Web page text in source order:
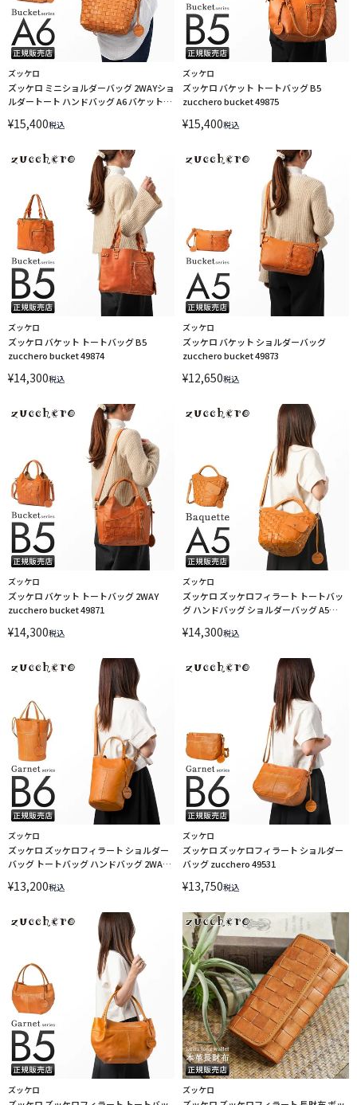
ズッケロ
ズッケロ ミニショルダーバッグ 2WAYショ
ルダートート ハンドバッグ A6 バケット
¥15,400税込
ズッケロ
ズッケロ バケット トートバッグ B5
zucchero bucket 49875
¥15,400税込
ズッケロ
ズッケロ バケット トートバッグ B5
zucchero bucket 49874
¥14,300税込
ズッケロ
ズッケロ バケット ショルダーバッグ
zucchero bucket 49873
¥12,650税込
ズッケロ
ズッケロ バケット トートバッグ 2WAY
zucchero bucket 49871
¥14,300税込
ズッケロ
ズッケロ ズッケロフィラート トートバッ
グ ハンドバッグ ショルダーバッグ A5
¥14,300税込
ズッケロ
ズッケロ ズッケロフィラート ショルダー
バッグ トートバッグ ハンドバッグ 2WAY
¥13,200税込
ズッケロ
ズッケロ ズッケロフィラート ショルダー
バッグ zucchero 49531
¥13,750税込
ズッケロ ズッケロ